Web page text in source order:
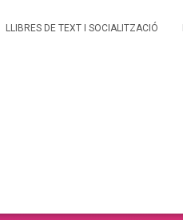
LLIBRES DE TEXT I SOCIALITZACIÓ